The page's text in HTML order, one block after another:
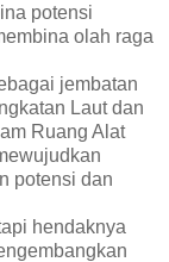
potensi
olah raga
jembatan
Laut dan
Ruang Alat
potensi dan
hendaknya